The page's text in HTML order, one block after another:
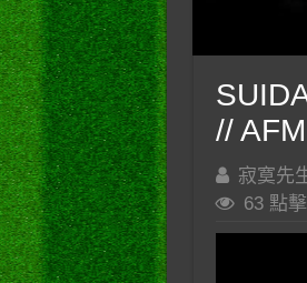
//
寂寞先
63 點